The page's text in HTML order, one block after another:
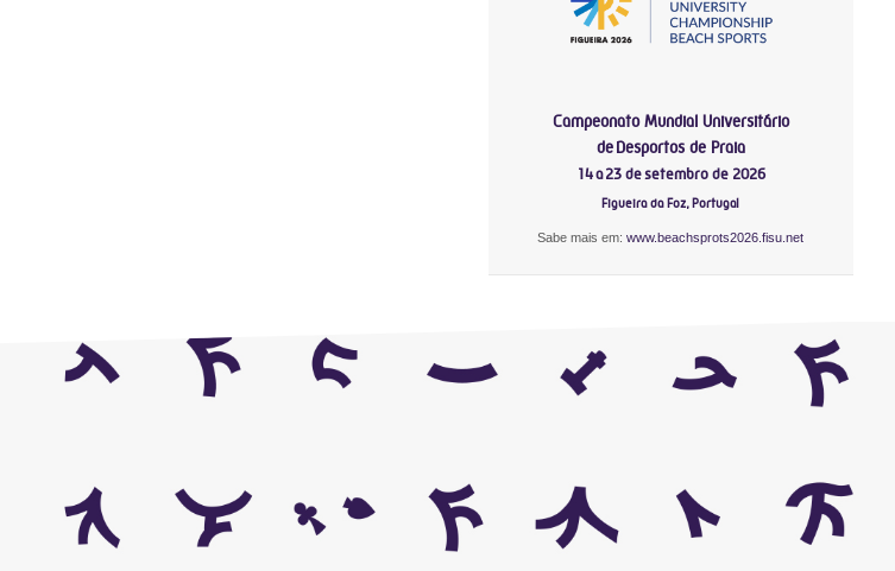
Campeonato Mundial Universitário
de Desportos de Praia
14 a 23 de setembro de 2026
Figueira da Foz, Portugal
Sabe mais em:www.beachsprots2026.fisu.net